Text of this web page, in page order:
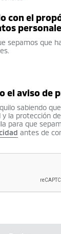
con el
sepamos que
el aviso de
sabiendo
y la protección
para que
antes de